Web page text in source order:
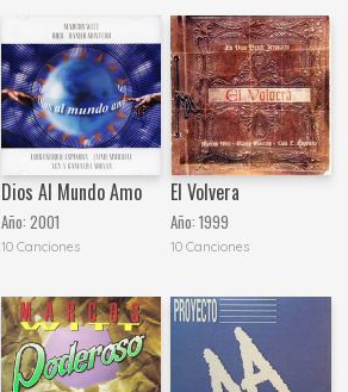
Dios Al Mundo Amo
Año: 2001
10 Canciones
El Volvera
Año:1999
10 Canciones